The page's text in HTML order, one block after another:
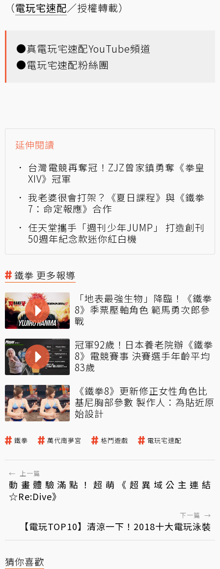
（電玩宅速配／授權轉載）
●真電玩宅速配YouTube頻道
●電玩宅速配粉絲團
延伸閱讀
台灣電競再奪冠！ZJZ曾家鎮勇奪《拳皇
XIV》冠軍
我老婆很會打架？《夏日課程》與《鐵拳
7：命定報應》合作
任天堂攜手「週刊少年JUMP」 打造創刊
50週年紀念款迷你紅白機
鐵拳 更多報導
「地表最強生物」降臨！《鐵拳
8》季票壓軸角色 範馬勇次郎參
戰
冠軍92歲！日本養老院辦《鐵拳
8》電競賽事 決賽選手年齡平均
83歲
《鐵拳8》更新修正女性角色比
基尼胸部參數 製作人：為貼近原
始設計
鐵拳 萬代南夢宮 格鬥遊戲 電玩宅速配
← 上一篇
動畫體驗滿點！超萌《超異域公主連結
☆Re:Dive》
下一篇 →
【電玩TOP10】清涼一下！2018十大電玩泳裝
猜你喜歡